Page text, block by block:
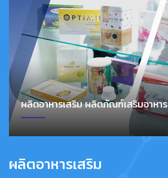
ผลิตอาหารเสริม ผลิตภัณฑ์เสริมอาหาร
ผลิตอาหารเสริม